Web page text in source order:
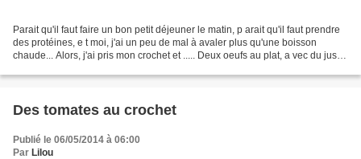
Parait qu'il faut faire un bon petit déjeuner le matin, p arait qu'il faut prendre
des protéines, e t moi, j'ai un peu de mal à avaler plus qu'une boisson
chaude... Alors, j'ai pris mon crochet et ..... Deux oeufs au plat, a vec du jus
Des tomates au crochet
Publié le 06/05/2014 à 06:00
Par Lilou